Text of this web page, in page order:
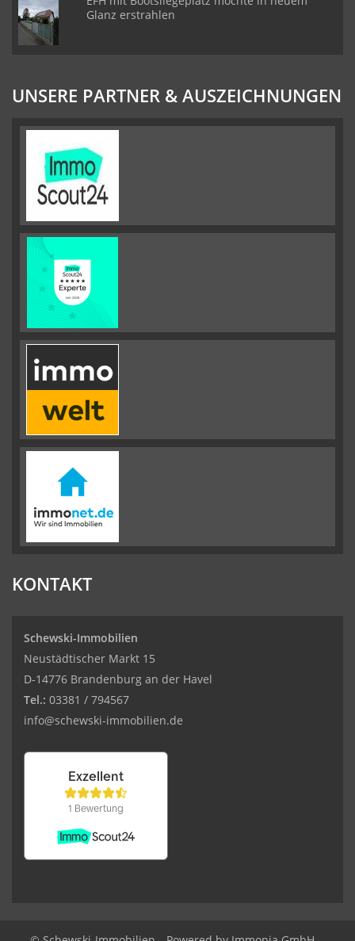
Glanz erstrahlen
UNSERE PARTNER & AUSZEICHNUNGEN
KONTAKT
Schewski-Immobilien
Neustädtischer Markt 15
D-14776 Brandenburg an der Havel
Tel.: 03381 / 794567
info@schewski-immobilien.de